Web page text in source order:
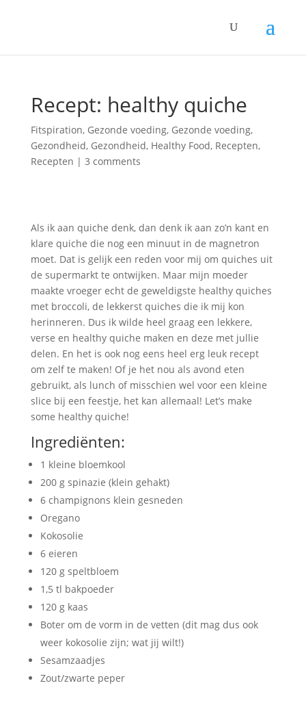
Recept: healthy quiche
Fitspiration, Gezonde voeding, Gezonde voeding,
Gezondheid, Gezondheid, Healthy Food, Recepten,
Recepten | 3 comments
Als ik aan quiche denk, dan denk ik aan zo’n kant en
klare quiche die nog een minuut in de magnetron
moet. Dat is gelijk een reden voor mij om quiches uit
de supermarkt te ontwijken. Maar mijn moeder
maakte vroeger echt de geweldigste healthy quiches
met broccoli, de lekkerst quiches die ik mij kon
herinneren. Dus ik wilde heel graag een lekkere,
verse en healthy quiche maken en deze met jullie
delen. En het is ook nog eens heel erg leuk recept
om zelf te maken! Of je het nou als avond eten
gebruikt, als lunch of misschien wel voor een kleine
slice bij een feestje, het kan allemaal! Let’s make
some healthy quiche!
Ingrediënten:
1 kleine bloemkool
200 g spinazie (klein gehakt)
6 champignons klein gesneden
Oregano
Kokosolie
6 eieren
120 g speltbloem
1,5 tl bakpoeder
120 g kaas
Boter om de vorm in de vetten (dit mag dus ook
weer kokosolie zijn; wat jij wilt!)
Sesamzaadjes
Zout/zwarte peper